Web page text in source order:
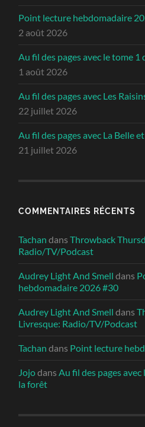
Point lecture hebdomadaire
2 août 2026
Au fil des pages avec le tome
1 août 2026
Au fil des pages avec Les
22 juillet 2026
Au fil des pages avec La Belle
21 juillet 2026
COMMENTAIRES RÉCENTS
Tachan dansThrowback
Radio/TV/Podcast
Audrey Light And Smell dans
hebdomadaire 2026 #30
Audrey Light And Smell dans
Livresque: Radio/TV/Podcast
Tachan dans Point lecture
JojodansAu fil des pages
la forêt